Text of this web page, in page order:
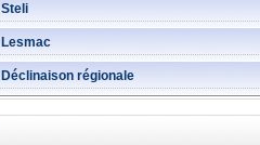
Steli
Lesmac
Déclinaison régionale